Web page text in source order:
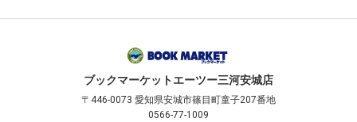
ブックマーケットエーツー三河安城店
〒446-0073 愛知県安城市篠目町童子207番地
0566-77-1009